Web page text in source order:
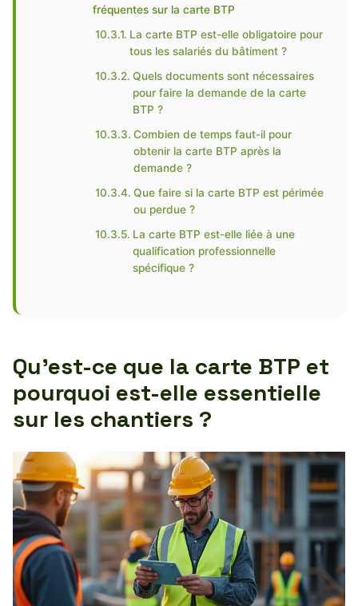
fréquentes sur la carte BTP
La carte BTP est-elle obligatoire pour
tous les salariés du bâtiment ?
Quels documents sont nécessaires
pour faire la demande de la carte
BTP ?
Combien de temps faut-il pour
obtenir la carte BTP après la
demande ?
Que faire si la carte BTP est périmée
ou perdue ?
La carte BTP est-elle liée à une
qualification professionnelle
spécifique ?
Qu’est-ce que la carte BTP et
pourquoi est-elle essentielle
sur les chantiers ?